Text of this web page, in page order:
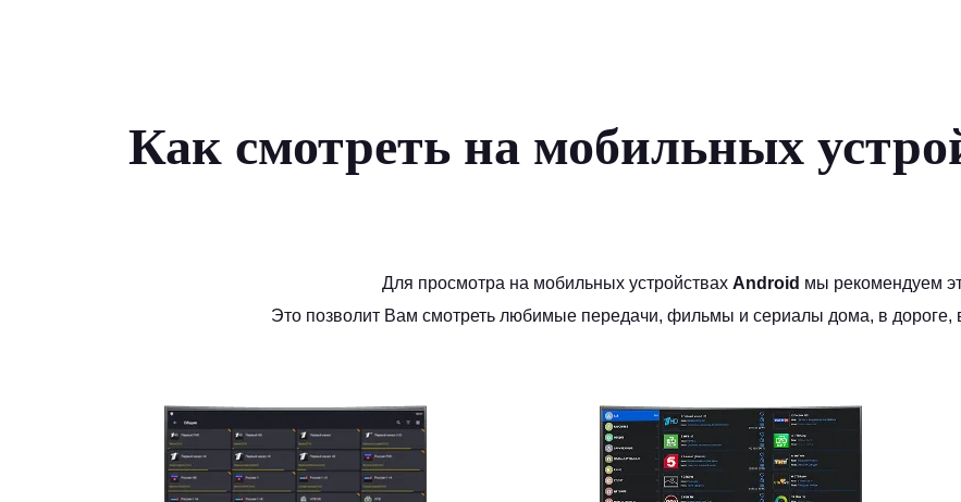
Как смотреть на мобильных
Для просмотра на мобильных устройствахAndroid мы рекомендуем
Это позволит Вам смотреть любимые передачи, фильмы и сериалы дома, в дороге,